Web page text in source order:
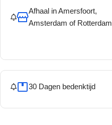
Afhaal in Amersfoort,
Amsterdam of Rotterdam
30 Dagen bedenktijd